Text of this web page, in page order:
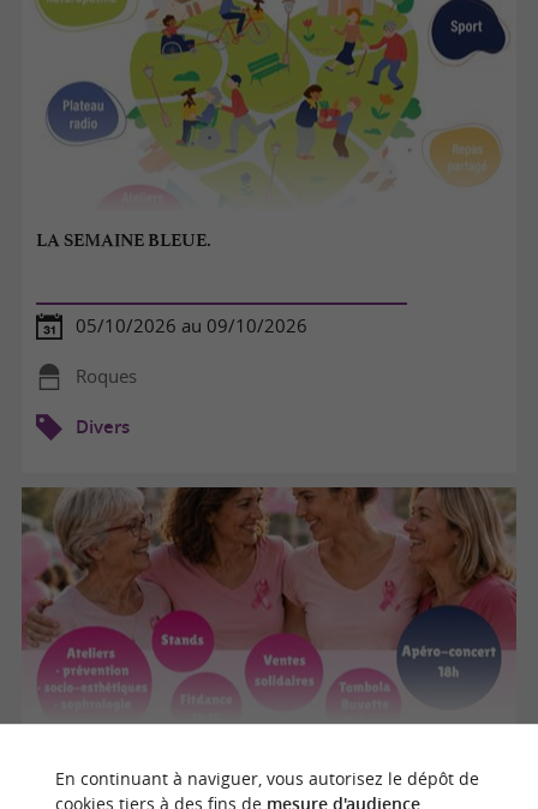
LA SEMAINE BLEUE.
05/10/2026 au 09/10/2026
Roques
Divers
En continuant à naviguer, vous autorisez le dépôt de
cookies tiers à des fins de mesure d'audience.